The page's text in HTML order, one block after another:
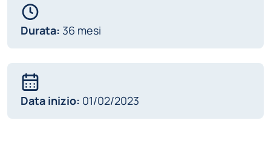
Durata: 36 mesi
Data inizio: 01/02/2023